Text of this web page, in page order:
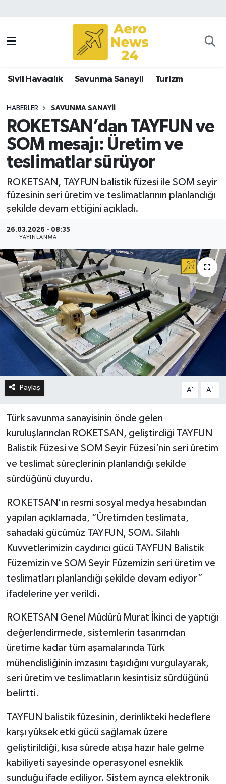
Sivil Havacılık Savunma Sanayii Turizm
HABERLER SAVUNMA SANAYII
ROKETSAN’dan TAYFUN ve
SOM mesajı: Üretim ve
teslimatlar sürüyor
ROKETSAN, TAYFUN balistik füzesi ile SOM seyir
füzesinin seri üretim ve teslimatlarının planlandığı
şekilde devam ettiğini açıkladı.
26.03.2026 - 08:35
YAYINLANMA
Paylaş A- A+
Türk savunma sanayisinin önde gelen
kuruluşlarından ROKETSAN, geliştirdiği TAYFUN
Balistik Füzesi ve SOM Seyir Füzesi’nin seri üretim
ve teslimat süreçlerinin planlandığı şekilde
sürdüğünü duyurdu.
ROKETSAN’ın resmi sosyal medya hesabından
yapılan açıklamada, “Üretimden teslimata,
sahadaki gücümüz TAYFUN, SOM. Silahlı
Kuvvetlerimizin caydırıcı gücü TAYFUN Balistik
Füzemizin ve SOM Seyir Füzemizin seri üretim ve
teslimatları planlandığı şekilde devam ediyor”
ifadelerine yer verildi.
ROKETSAN Genel Müdürü Murat İkinci de yaptığı
değerlendirmede, sistemlerin tasarımdan
üretime kadar tüm aşamalarında Türk
mühendisliğinin imzasını taşıdığını vurgulayarak,
seri üretim ve teslimatların kesintisiz sürdüğünü
belirtti.
TAYFUN balistik füzesinin, derinlikteki hedeflere
karşı yüksek etki gücü sağlamak üzere
geliştirildiği, kısa sürede atışa hazır hale gelme
kabiliyeti sayesinde operasyonel esneklik
sunduğu ifade ediliyor. Sistem ayrıca elektronik